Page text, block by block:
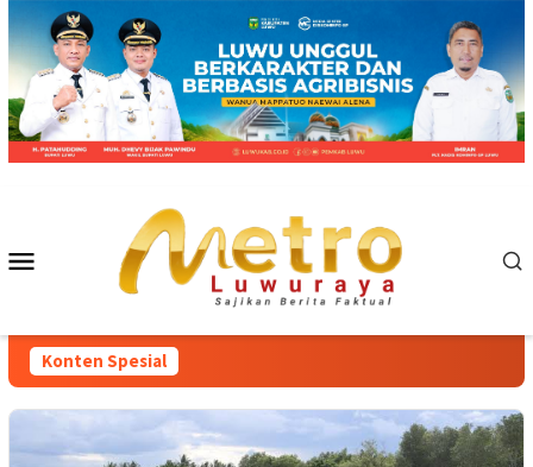
Loncat
ke
konten
Mobile
Konten Spesial